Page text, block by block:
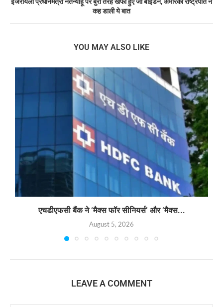
कह डाली ये बात
YOU MAY ALSO LIKE
एचडीएफसी बैंक ने ‘मैक्स फॉर सीनियर्स’ और ‘मैक्स...
August 5, 2026
LEAVE A COMMENT